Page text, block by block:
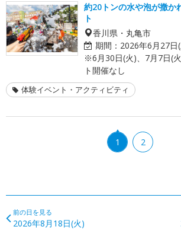
約20トンの水や泡が撒か
ト
香川県・丸亀市
期間： 2026年6月27日
※6月30日(火)、7月7日(
ト開催なし
体験イベント・アクティビティ
1 2
前の日を見る
2026年8月18日(火)